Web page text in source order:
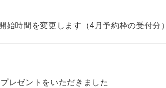
時間を変更します（4月予約枠の受付分）
レゼントをいただきました